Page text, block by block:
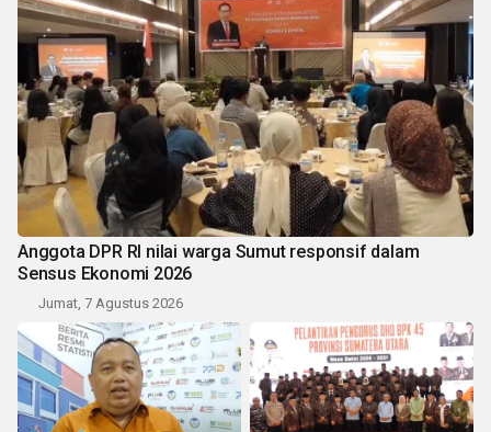
Anggota DPR RI nilai warga Sumut responsif dalam
Sensus Ekonomi 2026
Jumat, 7 Agustus 2026